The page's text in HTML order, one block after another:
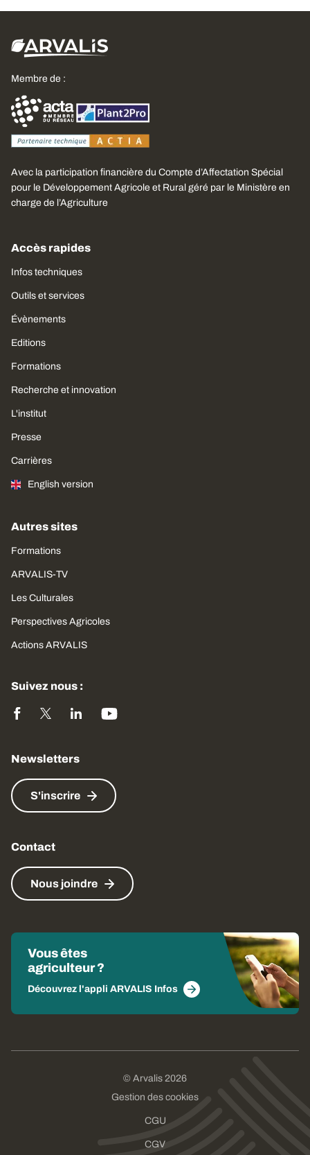
Membre de :
Avec la participation financière du Compte d’Affectation Spécial
pour le Développement Agricole et Rural géré par le Ministère en
charge de l’Agriculture
Accès rapides
Infos techniques
Outils et services
Évènements
Editions
Formations
Recherche et innovation
L'institut
Presse
Carrières
English version
Autres sites
Formations
ARVALIS-TV
Les Culturales
Perspectives Agricoles
Actions ARVALIS
Suivez nous :
Newsletters
S'inscrire
Contact
Nous joindre
Vous êtes
agriculteur ?
Découvrez l'appli ARVALIS Infos
© Arvalis 2026
Gestion des cookies
CGU
CGV